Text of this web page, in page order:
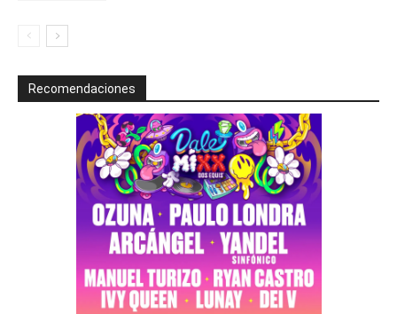
Recomendaciones